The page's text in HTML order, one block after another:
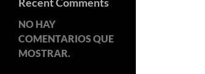
NO HAY
COMENTARIOS QUE
MOSTRAR.